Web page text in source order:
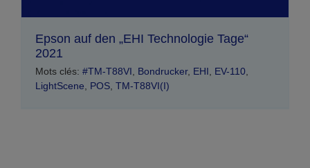
Epson auf den „EHI Technologie Tage“
2021
Mots clés: #TM-T88VI Bondrucker, EHI EV-110
LightScene
POS TM-T88VI(I)